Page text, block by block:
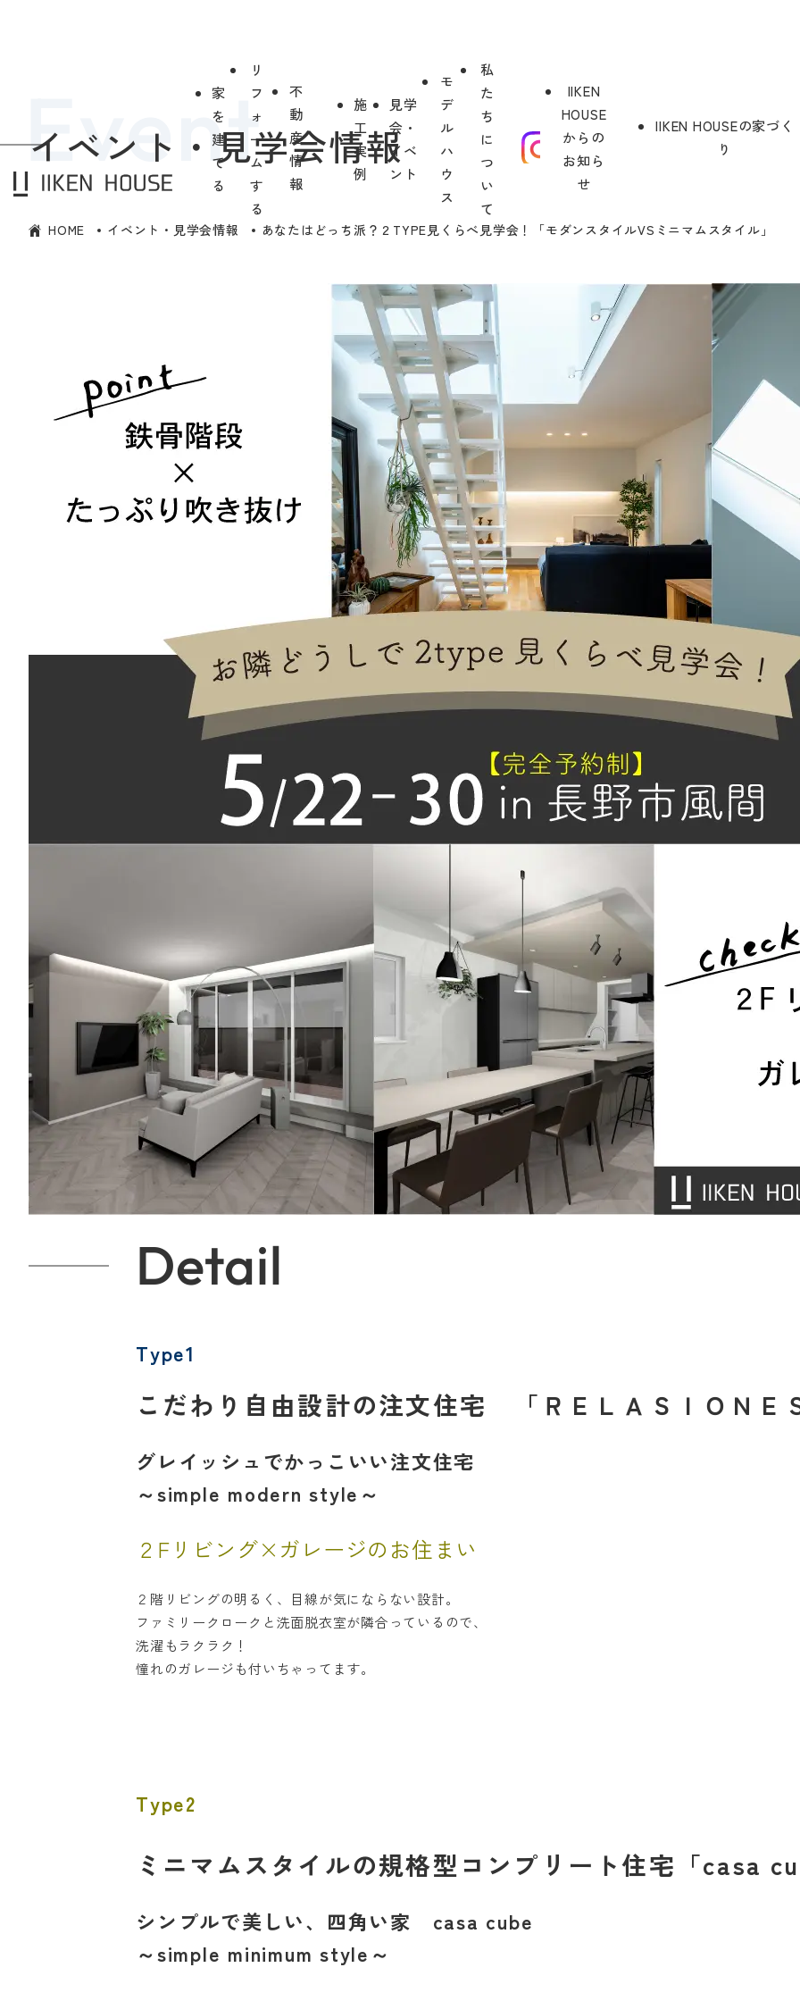
家
を
建
て
る
リ
フ
ォ
ー
ム
す
る
不
動
産
情
報
施
工
実
例
見学
会・
イベ
ント
モ
デ
ル
ハ
ウ
ス
私
た
ち
に
つ
い
て
IIKEN
HOUSE
からの
お知ら
せ
IIKEN HOUSEの家づく
り
イベント・見学会情報
HOME イベント・見学会情報 あなたはどっち派？２TYPE見くらべ見学会！「モダンスタイルVSミニマムスタイル」
Detail
Type1
こだわり自由設計の注文住宅 「ＲＥＬＡＳＩＯＮＥ
グレイッシュでかっこいい注文住宅
～simple modern style～
２Fリビング×ガレージのお住まい
２階リビングの明るく、目線が気にならない設計。
ファミリークロークと洗面脱衣室が隣合っているので、
洗濯もラクラク！
憧れのガレージも付いちゃってます。
Type2
ミニマムスタイルの規格型コンプリート住宅「casa
シンプルで美しい、四角い家 casa cube
～simple minimum style～